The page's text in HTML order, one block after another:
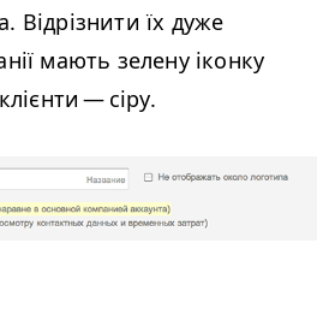
Відрізнити їх дуже
мають зелену іконку
— сіру.